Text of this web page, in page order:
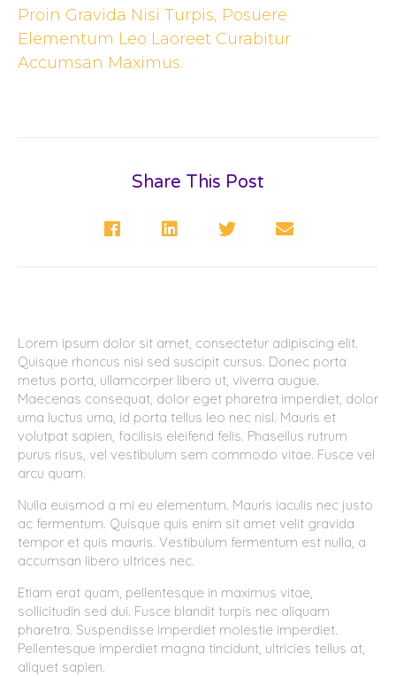
Proin Gravida Nisi Turpis, Posuere
Elementum Leo Laoreet Curabitur
Accumsan Maximus.
Share This Post
Lorem ipsum dolor sit amet, consectetur adipiscing elit.
Quisque rhoncus nisi sed suscipit cursus. Donec porta
metus porta, ullamcorper libero ut, viverra augue.
Maecenas consequat, dolor eget pharetra imperdiet, dolor
urna luctus urna, id porta tellus leo nec nisl. Mauris et
volutpat sapien, facilisis eleifend felis. Phasellus rutrum
purus risus, vel vestibulum sem commodo vitae. Fusce vel
arcu quam.
Nulla euismod a mi eu elementum. Mauris iaculis nec justo
ac fermentum. Quisque quis enim sit amet velit gravida
tempor et quis mauris. Vestibulum fermentum est nulla, a
accumsan libero ultrices nec.
Etiam erat quam, pellentesque in maximus vitae,
sollicitudin sed dui. Fusce blandit turpis nec aliquam
pharetra. Suspendisse imperdiet molestie imperdiet.
Pellentesque imperdiet magna tincidunt, ultricies tellus at,
aliquet sapien.